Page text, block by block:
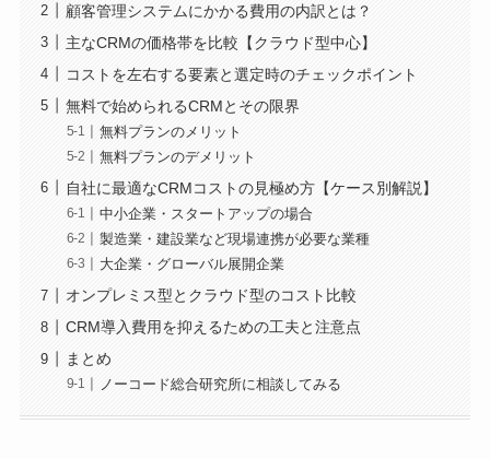
顧客管理システムにかかる費用の内訳とは？
主なCRMの価格帯を比較【クラウド型中心】
コストを左右する要素と選定時のチェックポイント
無料で始められるCRMとその限界
無料プランのメリット
無料プランのデメリット
自社に最適なCRMコストの見極め方【ケース別解説】
中小企業・スタートアップの場合
製造業・建設業など現場連携が必要な業種
大企業・グローバル展開企業
オンプレミス型とクラウド型のコスト比較
CRM導入費用を抑えるための工夫と注意点
まとめ
ノーコード総合研究所に相談してみる